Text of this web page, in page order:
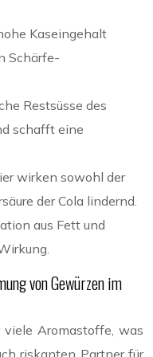
Kaseingehalt
Schärfe-
Restsüsse des
schafft eine
wirken sowohl der
der Cola lindernd.
aus Fett und
von Gewürzen im
Aromastoffe, was